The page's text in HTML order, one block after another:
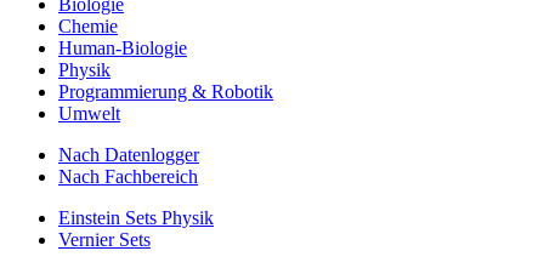
Biologie
Chemie
Human-Biologie
Physik
Programmierung & Robotik
Umwelt
Nach Datenlogger
Nach Fachbereich
Einstein Sets Physik
Vernier Sets